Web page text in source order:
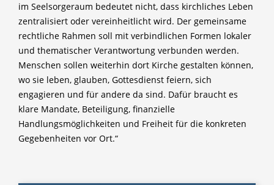
im Seelsorgeraum bedeutet nicht, dass kirchliches Leben
zentralisiert oder vereinheitlicht wird. Der gemeinsame
rechtliche Rahmen soll mit verbindlichen Formen lokaler
und thematischer Verantwortung verbunden werden.
Menschen sollen weiterhin dort Kirche gestalten können,
wo sie leben, glauben, Gottesdienst feiern, sich
engagieren und für andere da sind. Dafür braucht es
klare Mandate, Beteiligung, finanzielle
Handlungsmöglichkeiten und Freiheit für die konkreten
Gegebenheiten vor Ort.“